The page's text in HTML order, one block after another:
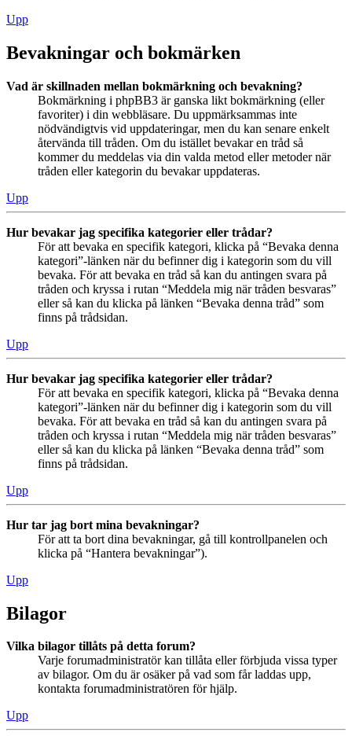
Upp
Bevakningar och bokmärken
Vad är skillnaden mellan bokmärkning och bevakning?
Bokmärkning i phpBB3 är ganska likt bokmärkning (eller
favoriter) i din webbläsare. Du uppmärksammas inte
nödvändigtvis vid uppdateringar, men du kan senare enkelt
återvända till tråden. Om du istället bevakar en tråd så
kommer du meddelas via din valda metod eller metoder när
tråden eller kategorin du bevakar uppdateras.
Upp
Hur bevakar jag specifika kategorier eller trådar?
För att bevaka en specifik kategori, klicka på “Bevaka denna
kategori”-länken när du befinner dig i kategorin som du vill
bevaka. För att bevaka en tråd så kan du antingen svara på
tråden och kryssa i rutan “Meddela mig när tråden besvaras”
eller så kan du klicka på länken “Bevaka denna tråd” som
finns på trådsidan.
Upp
Hur bevakar jag specifika kategorier eller trådar?
För att bevaka en specifik kategori, klicka på “Bevaka denna
kategori”-länken när du befinner dig i kategorin som du vill
bevaka. För att bevaka en tråd så kan du antingen svara på
tråden och kryssa i rutan “Meddela mig när tråden besvaras”
eller så kan du klicka på länken “Bevaka denna tråd” som
finns på trådsidan.
Upp
Hur tar jag bort mina bevakningar?
För att ta bort dina bevakningar, gå till kontrollpanelen och
klicka på “Hantera bevakningar”).
Upp
Bilagor
Vilka bilagor tillåts på detta forum?
Varje forumadministratör kan tillåta eller förbjuda vissa typer
av bilagor. Om du är osäker på vad som får laddas upp,
kontakta forumadministratören för hjälp.
Upp